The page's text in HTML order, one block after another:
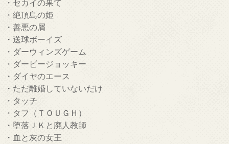
・セカイの果て
・絶頂島の姫
・善悪の屑
・送球ボーイズ
・ダーウィンズゲーム
・ダービージョッキー
・ダイヤのエース
・ただ離婚していないだけ
・タッチ
・タフ（ＴＯＵＧＨ）
・堕落ＪＫと廃人教師
・血と灰の女王